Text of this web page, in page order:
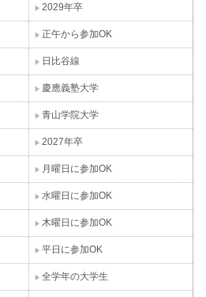
2029年卒
正午から参加OK
日比谷線
慶應義塾大学
青山学院大学
2027年卒
月曜日に参加OK
水曜日に参加OK
木曜日に参加OK
平日に参加OK
全学年の大学生